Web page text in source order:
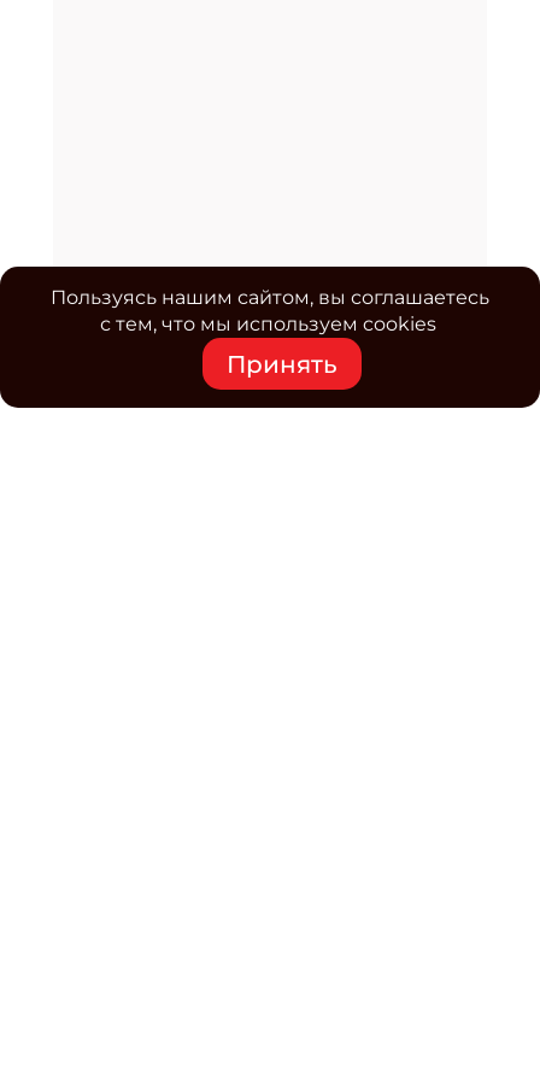
Пользуясь нашим сайтом, вы соглашаетесь
с тем, что мы используем cookies
Принять